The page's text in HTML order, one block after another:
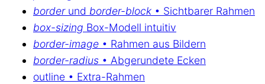
borderund border-block • Sichtbarer Rahmen
box-sizing Box-Modell intuitiv
border-image • Rahmen aus Bildern
border-radius • Abgerundete Ecken
outline • Extra-Rahmen